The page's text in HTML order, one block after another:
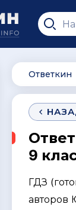
Ответкин
9
ГДЗ
авторов